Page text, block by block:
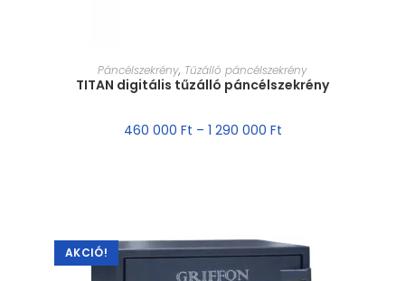
MÉRET VÁLASZTÁSA
Páncélszekrény, Tűzálló páncélszekrény
TITAN digitális tűzálló páncélszekrény
460 000 Ft – 1 290 000 Ft
AKCIÓ!